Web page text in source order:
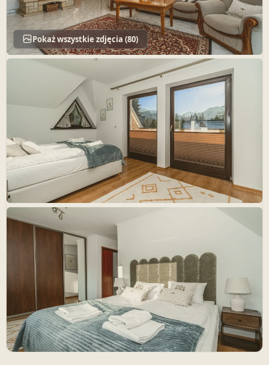
Pokaż wszystkie zdjęcia (80)